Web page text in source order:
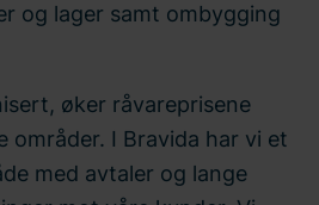
og lager samt ombygging
øker råvareprisene
områder. I Bravida har vi et
med avtaler og lange